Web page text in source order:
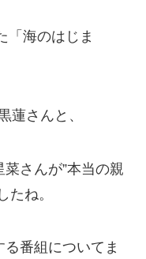
「海のはじま
蓮さんと、
さんが”本当の親
たね。
番組についてま